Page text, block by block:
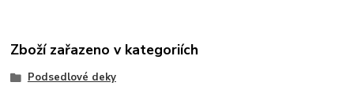
Zboží zařazeno v kategoriích
Podsedlové deky